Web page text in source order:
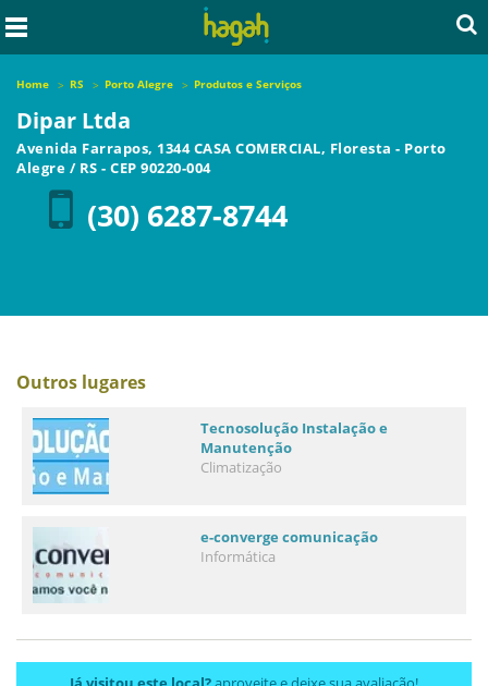
Home RS Porto Alegre Produtos e Serviços
Dipar Ltda
Avenida Farrapos, 1344 CASA COMERCIAL, Floresta - Porto
Alegre / RS - CEP 90220-004
(30) 6287-8744
Outros lugares
Tecnosolução Instalação e
Manutenção
Climatização
e-converge comunicação
Informática